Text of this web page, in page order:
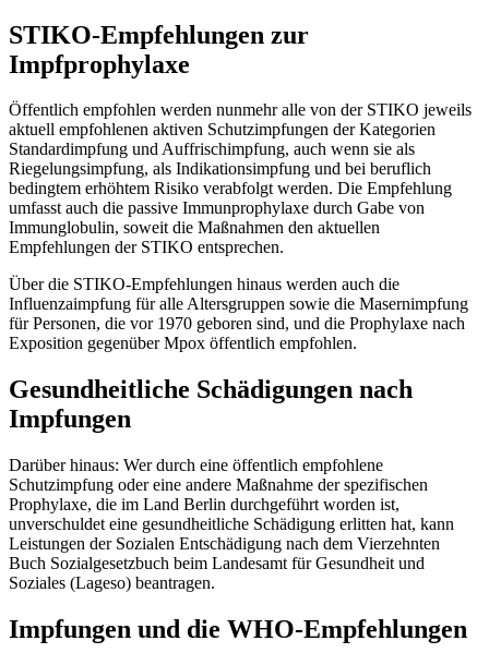
STIKO-Empfehlungen zur
Impfprophylaxe
Öffentlich empfohlen werden nunmehr alle von der STIKO jeweils
aktuell empfohlenen aktiven Schutzimpfungen der Kategorien
Standardimpfung und Auffrischimpfung, auch wenn sie als
Riegelungsimpfung, als Indikationsimpfung und bei beruflich
bedingtem erhöhtem Risiko verabfolgt werden. Die Empfehlung
umfasst auch die passive Immunprophylaxe durch Gabe von
Immunglobulin, soweit die Maßnahmen den aktuellen
Empfehlungen der STIKO entsprechen.
Über die STIKO-Empfehlungen hinaus werden auch die
Influenzaimpfung für alle Altersgruppen sowie die Masernimpfung
für Personen, die vor 1970 geboren sind, und die Prophylaxe nach
Exposition gegenüber Mpox öffentlich empfohlen.
Gesundheitliche Schädigungen nach
Impfungen
Darüber hinaus: Wer durch eine öffentlich empfohlene
Schutzimpfung oder eine andere Maßnahme der spezifischen
Prophylaxe, die im Land Berlin durchgeführt worden ist,
unverschuldet eine gesundheitliche Schädigung erlitten hat, kann
Leistungen der Sozialen Entschädigung nach dem Vierzehnten
Buch Sozialgesetzbuch beim Landesamt für Gesundheit und
Soziales (Lageso) beantragen.
Impfungen und die WHO-Empfehlungen